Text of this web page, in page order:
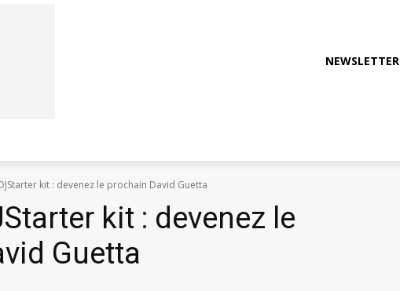
NEWSLETTER
kit : devenez le prochain David Guetta
kit : devenez le
Guetta